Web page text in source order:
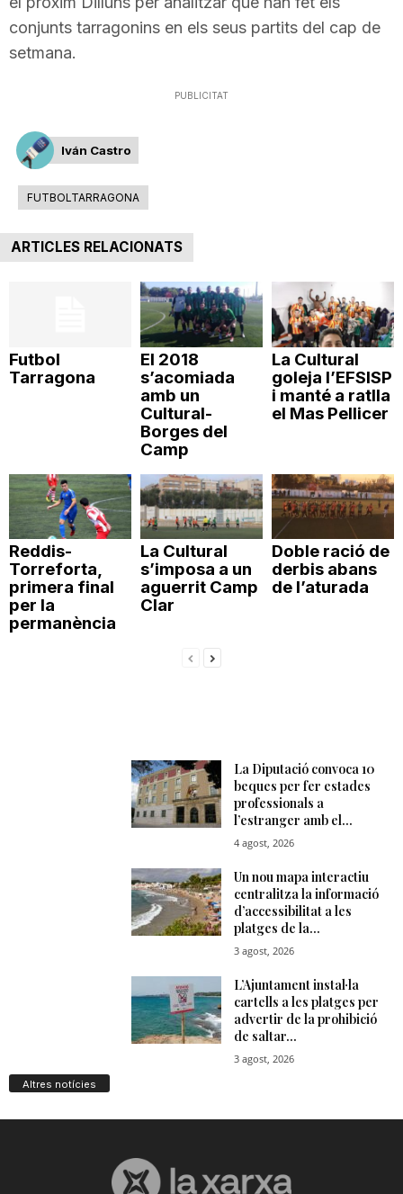
conjunts tarragonins en els seus partits del cap de
setmana.
PUBLICITAT
Iván Castro
FUTBOLTARRAGONA
ARTICLES RELACIONATS
Futbol
Tarragona
El 2018
s’acomiada
amb un
Cultural-
Borges del
Camp
La Cultural
goleja l’EFSISP
i manté a ratlla
el Mas Pellicer
Reddis-
Torreforta,
primera final
per la
permanència
La Cultural
s’imposa a un
aguerrit Camp
Clar
Doble ració de
derbis abans
de l’aturada
Altres notícies